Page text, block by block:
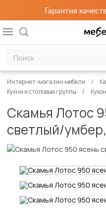
Гарантия
Интернет-магазин мебели
Кухни и столовые группы
Скамья Лотос
светлый/